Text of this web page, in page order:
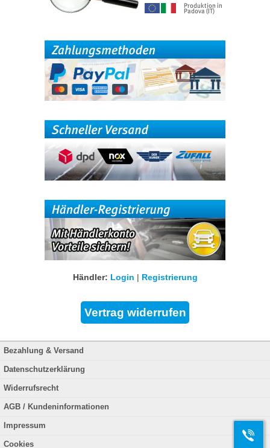
Händler: Login | Registrierung
Bezahlung & Versand
Datenschutzerklärung
Widerrufsrecht
AGB / Kundeninformationen
Impressum
Cookies